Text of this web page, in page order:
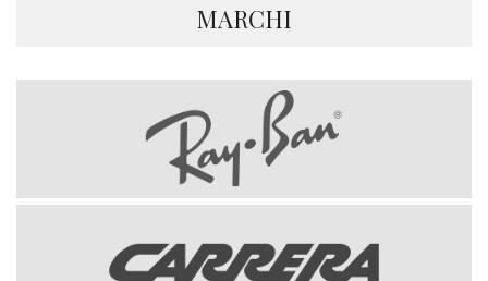
MARCHI